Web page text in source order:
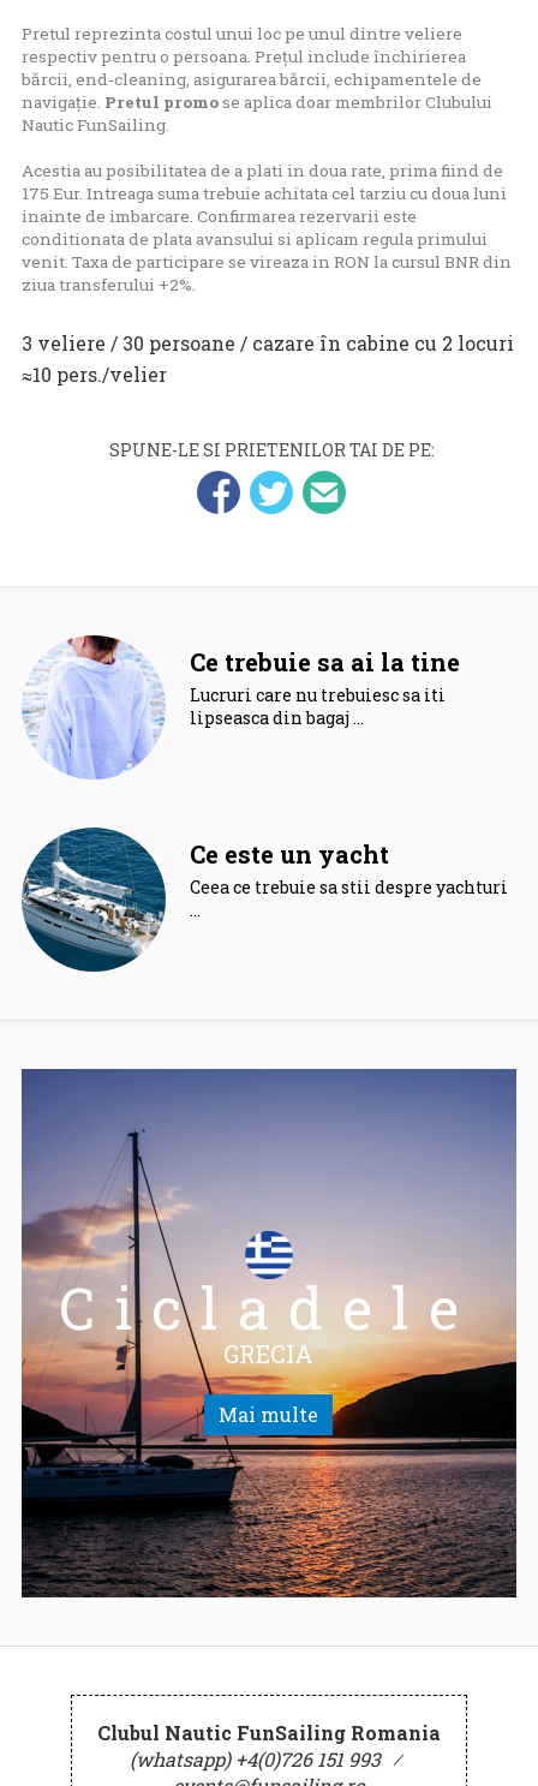
Pretul reprezinta costul unui loc pe unul dintre veliere
respectiv pentru o persoana. Prețul include închirierea
bărcii, end-cleaning, asigurarea bărcii, echipamentele de
navigație. Pretul promose aplica doar membrilor Clubului
Nautic FunSailing.
Acestia au posibilitatea de a plati in doua rate, prima fiind de
175 Eur. Intreaga suma trebuie achitata cel tarziu cu doua luni
inainte de imbarcare. Confirmarea rezervarii este
conditionata de plata avansului si aplicam regula primului
venit. Taxa de participare se vireaza in RON la cursul BNR din
ziua transferului +2%.
3 veliere / 30 persoane / cazare în cabine cu 2 locuri
≈10 pers./velier
SPUNE-LE SI PRIETENILOR TAI DE PE:
Ce trebuie sa ai la tine
Lucruri care nu trebuiesc sa iti
lipseasca din bagaj …
Ce este un yacht
Ceea ce trebuie sa stii despre yachturi.
…
Cicladele
GRECIA
Mai multe
Clubul Nautic FunSailing Romania
(whatsapp) +4(0)726 151 993 ⁄